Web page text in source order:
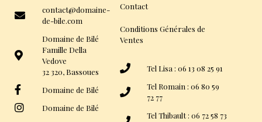
contact@domaine-
de-bile.com
Domaine de Bilé
Famille Della
Vedove
32 320, Bassoues
Domaine de Bilé
Domaine de Bilé
Contact
Conditions Générales de
Ventes
Tel Lisa : 06 13 08 25 91
Tel Romain : 06 80 59
72 77
Tel Thibault : 06 72 58 73